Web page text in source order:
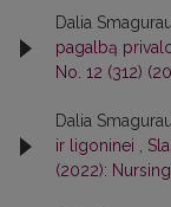
Dalia
pagalbą
No. 12 (312)
Dalia
ir ligoninei ,
(2022):